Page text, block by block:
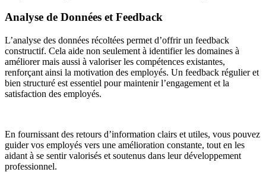
Analyse de Données et Feedback
L’analyse des données récoltées permet d’offrir un feedback
constructif. Cela aide non seulement à identifier les domaines à
améliorer mais aussi à valoriser les compétences existantes,
renforçant ainsi la motivation des employés. Un feedback régulier et
bien structuré est essentiel pour maintenir l’engagement et la
satisfaction des employés.
En fournissant des retours d’information clairs et utiles, vous pouvez
guider vos employés vers une amélioration constante, tout en les
aidant à se sentir valorisés et soutenus dans leur développement
professionnel.